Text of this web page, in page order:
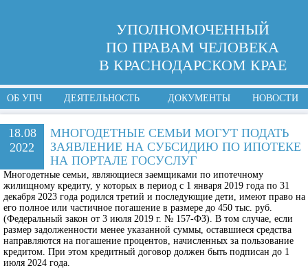
УПОЛНОМОЧЕННЫЙ
ПО ПРАВАМ ЧЕЛОВЕКА
В КРАСНОДАРСКОМ КРАЕ
ОБ УПЧ ДЕЯТЕЛЬНОСТЬ ДОКУМЕНТЫ НОВОСТИ
18.08
2022
МНОГОДЕТНЫЕ СЕМЬИ МОГУТ ПОДАТЬ
ЗАЯВЛЕНИЕ НА СУБСИДИЮ ПО ИПОТЕКЕ
НА ПОРТАЛЕ ГОСУСЛУГ
Многодетные семьи, являющиеся заемщиками по ипотечному
жилищному кредиту, у которых в период с 1 января 2019 года по 31
декабря 2023 года родился третий и последующие дети, имеют право на
его полное или частичное погашение в размере до 450 тыс. руб.
(Федеральный закон от 3 июля 2019 г. № 157-ФЗ). В том случае, если
размер задолженности менее указанной суммы, оставшиеся средства
направляются на погашение процентов, начисленных за пользование
кредитом. При этом кредитный договор должен быть подписан до 1
июля 2024 года.